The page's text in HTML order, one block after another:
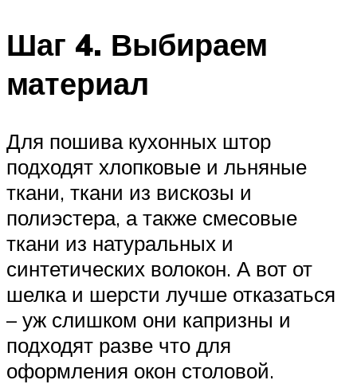
Шаг 4. Выбираем
материал
Для пошива кухонных штор
подходят хлопковые и льняные
ткани, ткани из вискозы и
полиэстера, а также смесовые
ткани из натуральных и
синтетических волокон. А вот от
шелка и шерсти лучше отказаться
– уж слишком они капризны и
подходят разве что для
оформления окон столовой.